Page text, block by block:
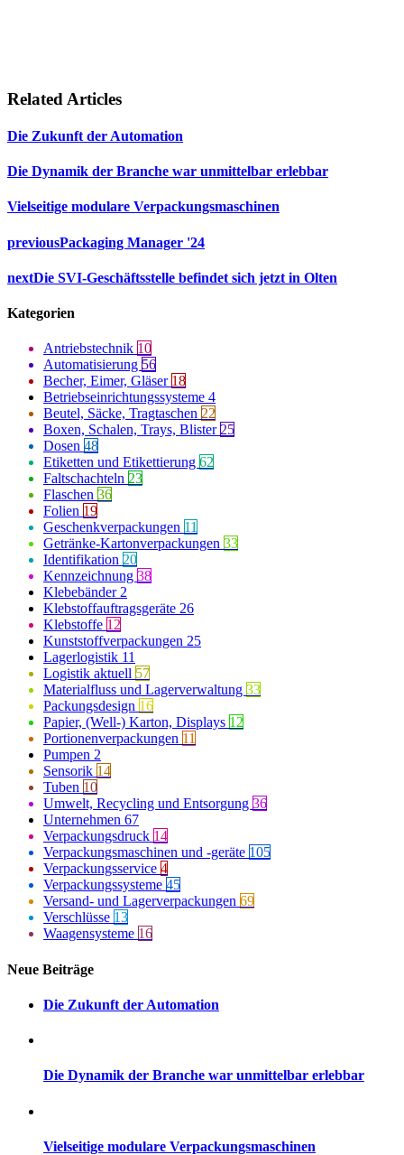
Related Articles
Die Zukunft der Automation
Die Dynamik der Branche war unmittelbar erlebbar
Vielseitige modulare Verpackungsmaschinen
previousPackaging Manager '24
nextDie SVI-Geschäftsstelle befindet sich jetzt in Olten
Kategorien
Antriebstechnik 10
Automatisierung 56
Becher, Eimer, Gläser 18
Betriebseinrichtungssysteme 4
Beutel, Säcke, Tragtaschen 22
Boxen, Schalen, Trays, Blister 25
Dosen 48
Etiketten und Etikettierung 62
Faltschachteln 23
Flaschen 36
Folien 19
Geschenkverpackungen 11
Getränke-Kartonverpackungen 33
Identifikation 20
Kennzeichnung 38
Klebebänder 2
Klebstoffauftragsgeräte 26
Klebstoffe 12
Kunststoffverpackungen 25
Lagerlogistik 11
Logistik aktuell 57
Materialfluss und Lagerverwaltung 33
Packungsdesign 16
Papier, (Well-) Karton, Displays 12
Portionenverpackungen 11
Pumpen 2
Sensorik 14
Tuben 10
Umwelt, Recycling und Entsorgung 36
Unternehmen 67
Verpackungsdruck 14
Verpackungsmaschinen und -geräte 105
Verpackungsservice 4
Verpackungssysteme 45
Versand- und Lagerverpackungen 69
Verschlüsse 13
Waagensysteme 16
Neue Beiträge
Die Zukunft der Automation
Die Dynamik der Branche war unmittelbar erlebbar
Vielseitige modulare Verpackungsmaschinen